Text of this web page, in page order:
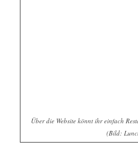
Über die Website könnt ihr einfach
(Bild: